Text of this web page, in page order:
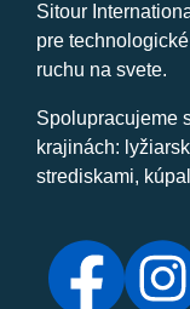
Sitour
pre
ruchu na svete.
Spolupracujeme
krajinách:
strediskami,